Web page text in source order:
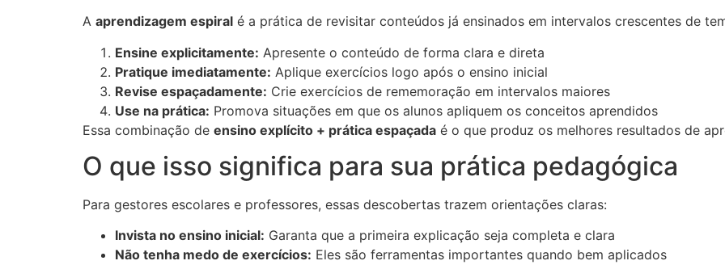
A aprendizagem espiral é a prática de revisitar conteúdos já ensinados em intervalos crescentes de
Ensine explicitamente: Apresente o conteúdo de forma clara e direta
Pratique imediatamente: Aplique exercícios logo após o ensino inicial
Revise espaçadamente: Crie exercícios de rememoração em intervalos maiores
Use na prática: Promova situações em que os alunos apliquem os conceitos aprendidos
Essa combinação de ensino explícito + prática espaçada é o que produz os melhores resultados de
O que isso significa para sua prática pedagógica
Para gestores escolares e professores, essas descobertas trazem orientações claras:
Invista no ensino inicial: Garanta que a primeira explicação seja completa e clara
Não tenha medo de exercícios: Eles são ferramentas importantes quando bem aplicados